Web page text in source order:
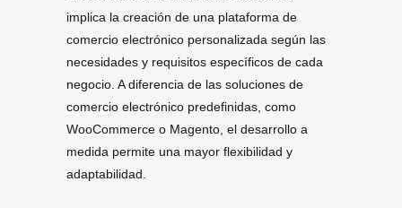
implica la creación de una plataforma de
comercio electrónico personalizada según las
necesidades y requisitos específicos de cada
negocio. A diferencia de las soluciones de
comercio electrónico predefinidas, como
WooCommerce o Magento, el desarrollo a
medida permite una mayor flexibilidad y
adaptabilidad.